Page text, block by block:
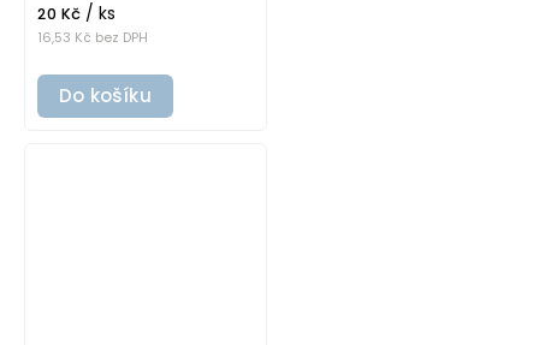
potravinové dózy
16,53 Kč bez DPH
20 Kč / ks
Do košíku